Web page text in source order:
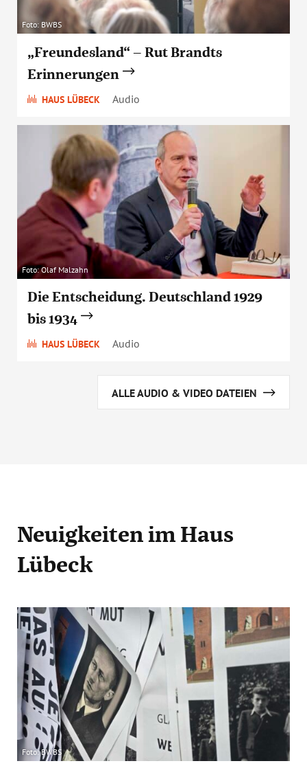
Foto: BWBS
„Freundesland“ – Rut Brandts
Erinnerungen
HAUS LÜBECK Audio
Foto: Olaf Malzahn
Die Entscheidung. Deutschland 1929
bis 1934
HAUS LÜBECK Audio
ALLE AUDIO & VIDEO DATEIEN
Neuigkeitenim Haus
Lübeck
Foto: BWBS